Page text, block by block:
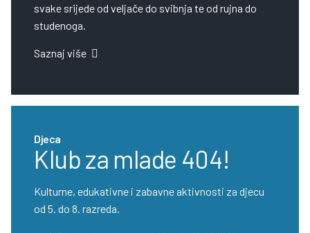
svake srijede od veljače do svibnja te od rujna do
studenoga.
Saznaj više
Djeca
Klub za mlade 404!
Kulturne, edukativne i zabavne aktivnosti za djecu
od 5. do 8. razreda.